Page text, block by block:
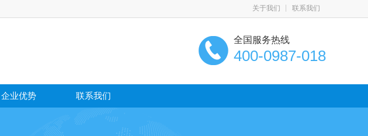
关于我们 联系我们
全国服务热线
400-0987-018
企业优势 联系我们